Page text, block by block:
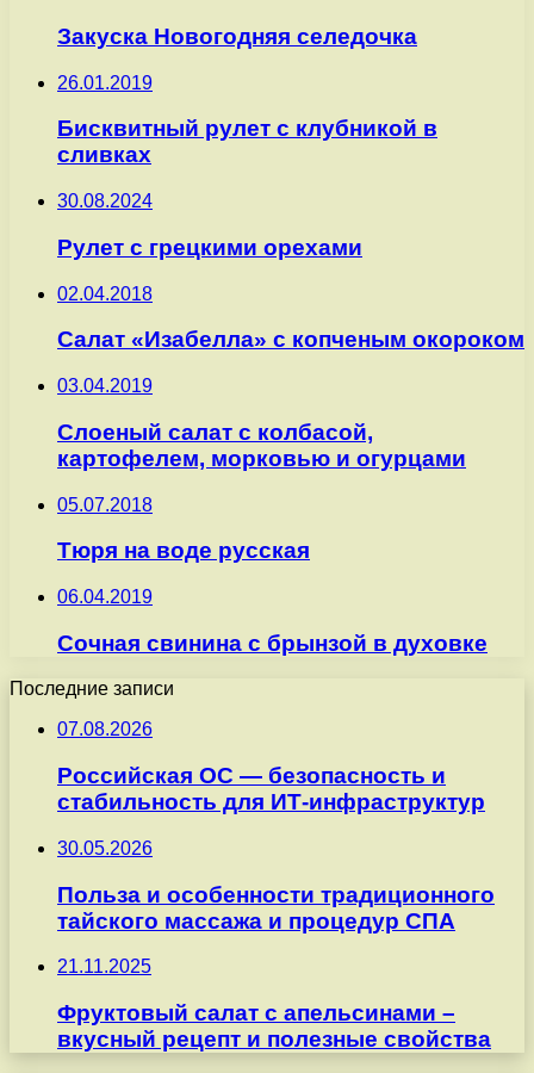
Закуска Новогодняя селедочка
26.01.2019
Бисквитный рулет с клубникой в
сливках
30.08.2024
Рулет с грецкими орехами
02.04.2018
Салат «Изабелла» с копченым окороком
03.04.2019
Слоеный салат с колбасой,
картофелем, морковью и огурцами
05.07.2018
Тюря на воде русская
06.04.2019
Сочная свинина с брынзой в духовке
Последние записи
07.08.2026
Российская ОС — безопасность и
стабильность для ИТ-инфраструктур
30.05.2026
Польза и особенности традиционного
тайского массажа и процедур СПА
21.11.2025
Фруктовый салат с апельсинами –
вкусный рецепт и полезные свойства